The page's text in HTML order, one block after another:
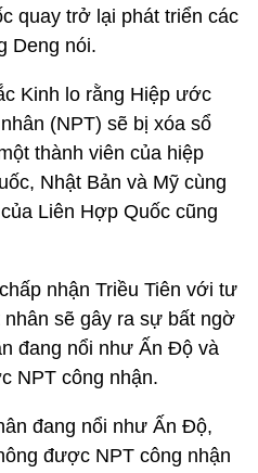
quay trở lại phát triển các
Deng nói.
Kinh lo rằng Hiệp ước
(NPT) sẽ bị xóa sổ
thành viên của hiệp
Nhật Bản và Mỹ cùng
Liên Hợp Quốc cũng
nhận Triều Tiên với tư
sẽ gây ra sự bất ngờ
đang nổi như Ấn Độ và
NPT công nhận.
đang nổi như Ấn Độ,
được NPT công nhận